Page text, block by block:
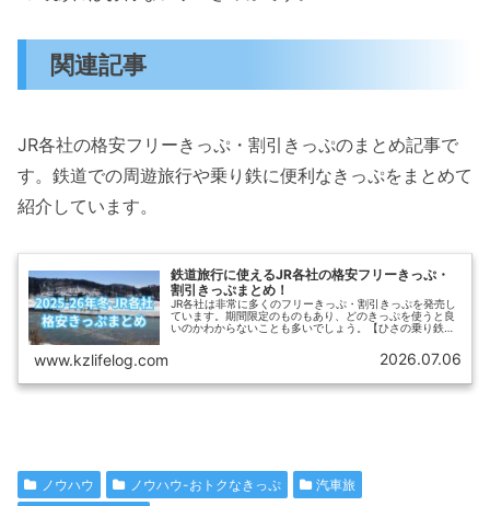
関連記事
JR各社の格安フリーきっぷ・割引きっぷのまとめ記事で
す。鉄道での周遊旅行や乗り鉄に便利なきっぷをまとめて
紹介しています。
鉄道旅行に使えるJR各社の格安フリーきっぷ・
割引きっぷまとめ！
JR各社は非常に多くのフリーきっぷ・割引きっぷを発売し
ています。期間限定のものもあり、どのきっぷを使うと良
いのかわからないことも多いでしょう。【ひさの乗り鉄ブ
っぷ（フリーきっぷ・割引きっぷ）をまとめて紹介しま
www.kzlifelog.com 2026.07.06
ノウハウ ノウハウ-おトクなきっぷ
汽車旅